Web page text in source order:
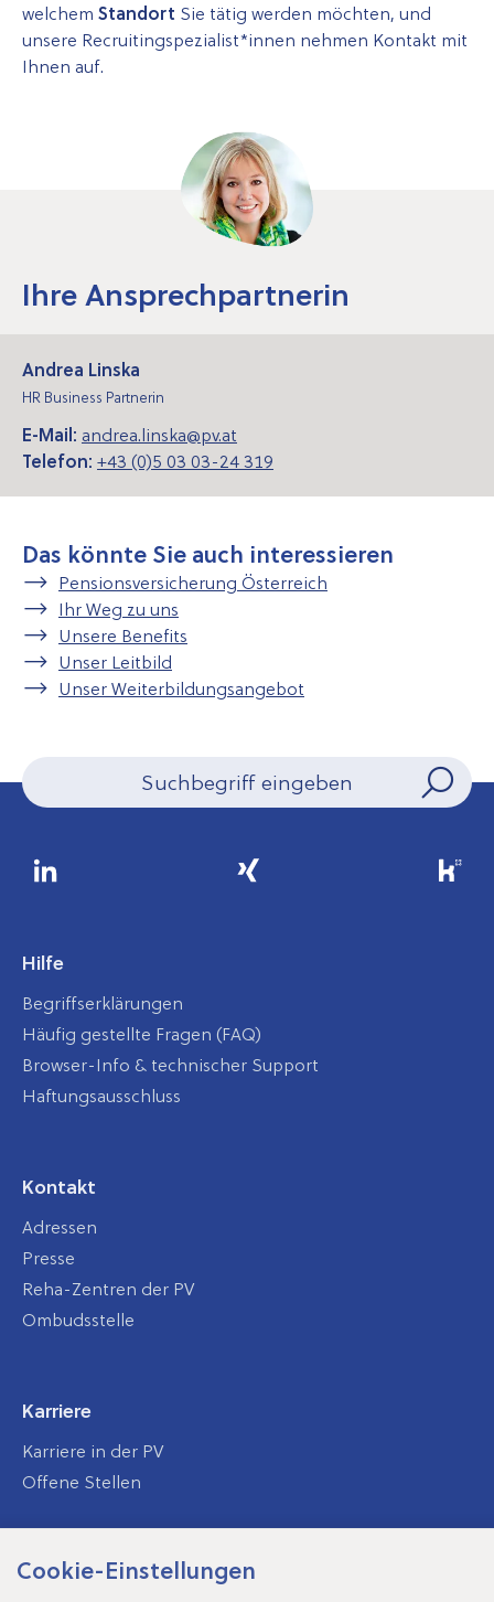
Cookie-Einstellungen
welchem Standort Sie tätig werden möchten, und
unsere Recruiting­spezialist*­innen nehmen Kontakt mit
Ihnen auf.
Ihre Ansprechpartnerin
Andrea Linska
HR Business Partnerin
E-Mail: andrea.linska@pv.at
Telefon: +43 (0)5 03 03-24 319
Das könnte Sie auch interessieren
Pensionsversicherung Österreich
Ihr Weg zu uns
Unsere Benefits
Unser Leitbild
Unser Weiterbildungsangebot
Hilfe
Begriffserklärungen
Häufig gestellte Fragen (FAQ)
Browser-Info & technischer Support
Haftungsausschluss
Kontakt
Adressen
Presse
Reha-Zentren der PV
Ombudsstelle
Karriere
Karriere in der PV
Offene Stellen